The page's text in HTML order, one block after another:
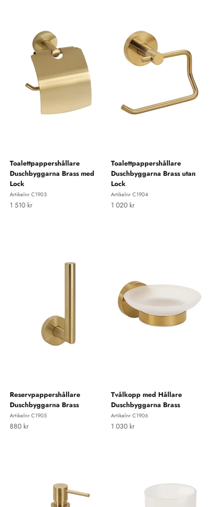
Toalettpappershållare
Duschbyggarna Brass med
Lock
Artikelnr C1903
REA-pris
1 510 kr
Toalettpappershållare
Duschbyggarna Brass utan
Lock
Artikelnr C1904
REA-pris
1 020 kr
Reservpappershållare
Duschbyggarna Brass
Artikelnr C1905
REA-pris
880 kr
Tvålkopp med Hållare
Duschbyggarna Brass
Artikelnr C1906
REA-pris
1 030 kr